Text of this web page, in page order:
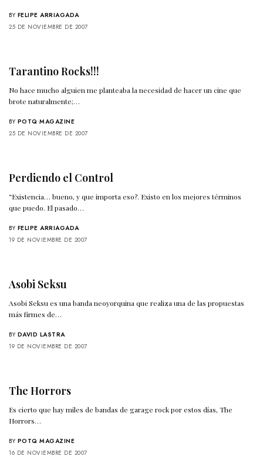
BY FELIPE ARRIAGADA
25 DE NOVIEMBRE DE 2007
Tarantino Rocks!!!
No hace mucho alguien me planteaba la necesidad de hacer un cine que
brote naturalmente;…
BY POTQ MAGAZINE
25 DE NOVIEMBRE DE 2007
Perdiendo el Control
“Existencia… bueno, y que importa eso?. Existo en los mejores términos
que puedo. El pasado…
BY FELIPE ARRIAGADA
19 DE NOVIEMBRE DE 2007
Asobi Seksu
Asobi Seksu es una banda neoyorquina que realiza una de las propuestas
más firmes de…
BY DAVID LASTRA
19 DE NOVIEMBRE DE 2007
The Horrors
Es cierto que hay miles de bandas de garage rock por estos días, The
Horrors…
BY POTQ MAGAZINE
16 DE NOVIEMBRE DE 2007